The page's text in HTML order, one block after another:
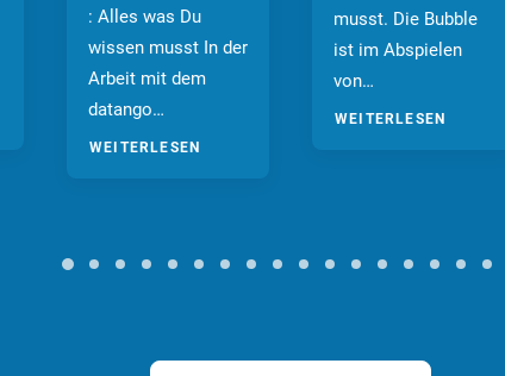
: Alles was Du
wissen musst In der
Arbeit mit dem
datango…
WEITERLESEN
musst. Die Bubble
ist im Abspielen
von…
WEITERLESEN